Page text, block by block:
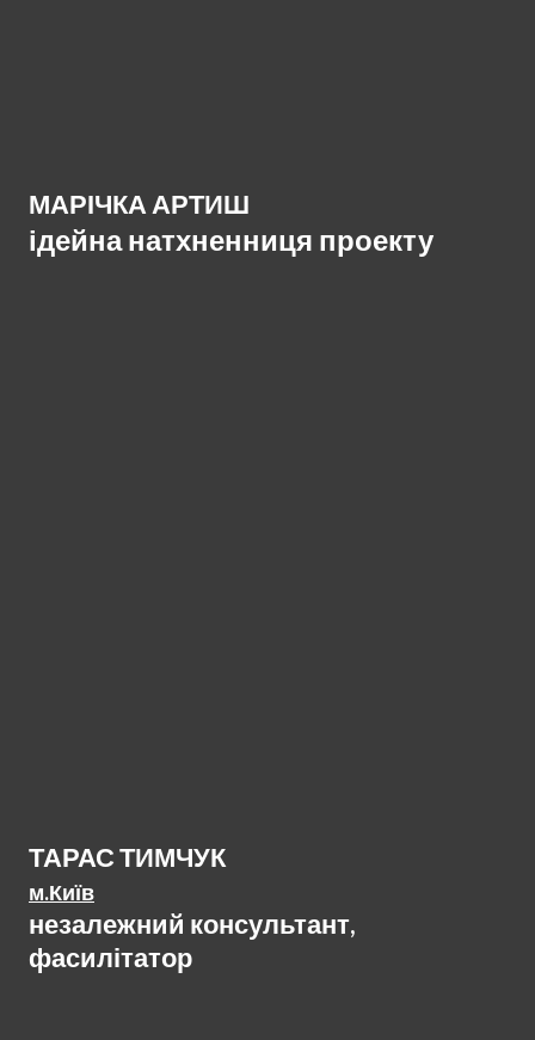
МАРІЧКА АРТИШ
ідейна натхненниця проекту
ТАРАС ТИМЧУК
м.Київ
незалежний консультант,
фасилітатор